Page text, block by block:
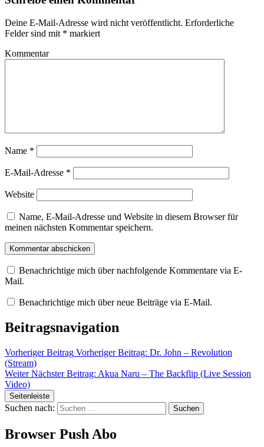
geöffnet)
Deine E-Mail-Adresse wird nicht veröffentlicht. Erforderliche
Felder sind mit * markiert
Kommentar
Name *
E-Mail-Adresse *
Website
Name, E-Mail-Adresse und Website in diesem Browser für
meinen nächsten Kommentar speichern.
Benachrichtige mich über nachfolgende Kommentare via E-
Mail.
Benachrichtige mich über neue Beiträge via E-Mail.
Beitragsnavigation
Vorheriger Beitrag Vorheriger Beitrag: Dr. John – Revolution
(Stream)
Weiter Nächster Beitrag: Akua Naru – The Backflip (Live Session
Video)
Seitenleiste
Suchen nach:
Browser Push Abo